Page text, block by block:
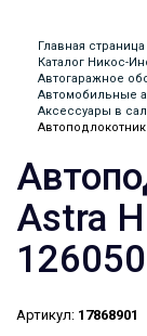
Главная страница
Каталог Никос-
Автогаражное
Автомобильные
Аксессуары в
Автоподлокотник
Astra
126050
Артикул: 17868901